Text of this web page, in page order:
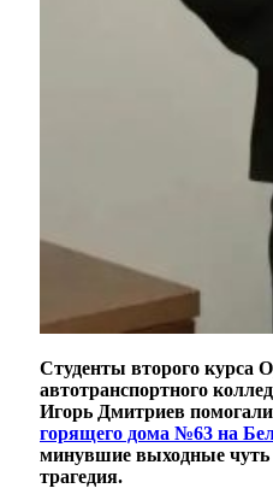
Студенты второго курса
автотранспортного
Игорь Дмитриев
горящего дома №63 на
минувшие выходные чуть
трагедия.